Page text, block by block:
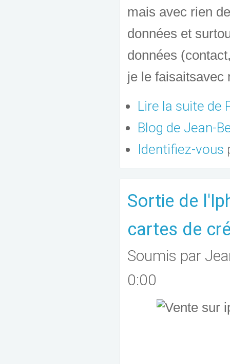
mais avec rien
données et
données
je le faisaitsavec
Lire la suite de
Blog de Jean-
Identifiez-vous
Sortie de
cartes de
Soumis par
0:00